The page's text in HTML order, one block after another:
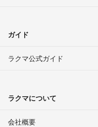
ガイド
ラクマ公式ガイド
ラクマについて
会社概要